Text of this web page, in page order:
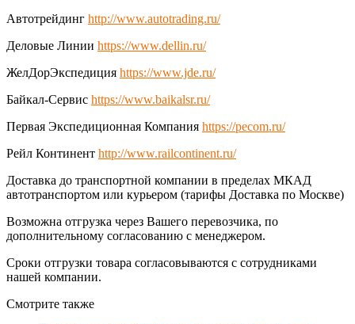
Автотрейдинг http://www.autotrading.ru/
Деловые Линии https://www.dellin.ru/
ЖелДорЭкспедиция https://www.jde.ru/
Байкал-Сервис https://www.baikalsr.ru/
Первая Экспедиционная Компания https://pecom.ru/
Рейл Континент http://www.railcontinent.ru/
Доставка до транспортной компании в пределах МКАД
автотранспортом или курьером (тарифы Доставка по Москве)
Возможна отгрузка через Вашего перевозчика, по
дополнительному согласованию с менеджером.
Сроки отгрузки товара согласовываются с сотрудниками
нашей компании.
Смотрите также